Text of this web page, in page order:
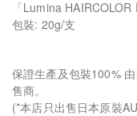
「Lumina
包裝: 20g/支
保證生產及包裝100%
售商。
(*本店只出售日本原裝